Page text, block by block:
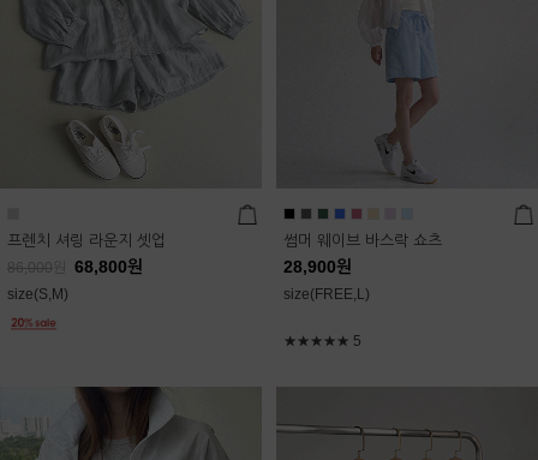
프렌치 셔링 라운지 셋업
86,000 68,800원
size(S,M)
썸머 웨이브 바스락 쇼츠
28,900원
size(FREE,L)
★★★★★ 5